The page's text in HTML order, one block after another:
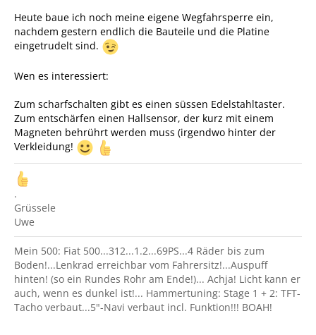
Heute baue ich noch meine eigene Wegfahrsperre ein,
nachdem gestern endlich die Bauteile und die Platine
eingetrudelt sind.
Wen es interessiert:
Zum scharfschalten gibt es einen süssen Edelstahltaster.
Zum entschärfen einen Hallsensor, der kurz mit einem
Magneten behrührt werden muss (irgendwo hinter der
Verkleidung!
.
Grüssele
Uwe
Mein 500: Fiat 500...312...1.2...69PS...4 Räder bis zum
Boden!...Lenkrad erreichbar vom Fahrersitz!...Auspuff
hinten! (so ein Rundes Rohr am Ende!)... Achja! Licht kann er
auch, wenn es dunkel ist!... Hammertuning: Stage 1 + 2: TFT-
Tacho verbaut...5"-Navi verbaut incl. Funktion!!! BOAH!